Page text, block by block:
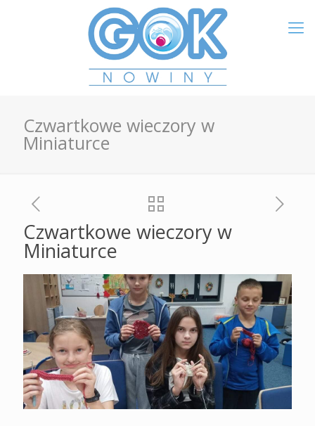
Czwartkowe wieczory w
Miniaturce
Czwartkowe wieczory w
Miniaturce